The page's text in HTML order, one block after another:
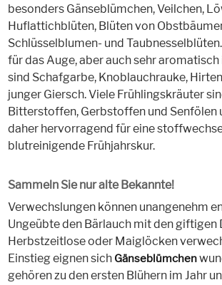
besonders Gänseblümchen, Veilchen,
Huflattichblüten, Blüten von
Schlüsselblumen- und
für das Auge, aber auch sehr
sind Schafgarbe, Knoblauchrauke,
junger Giersch. Viele Frühlingskräuter
Bitterstoffen, Gerbstoffen und Senfölen
daher hervorragend für eine
blutreinigende Frühjahrskur.
Sammeln Sie nur alte Bekannte!
Verwechslungen können unangenehm
Ungeübte den Bärlauch mit den giftigen
Herbstzeitlose oder Maiglöcken
Einstieg eignen sich Gänseblümchen
gehören zu den ersten Blühern im Jahr